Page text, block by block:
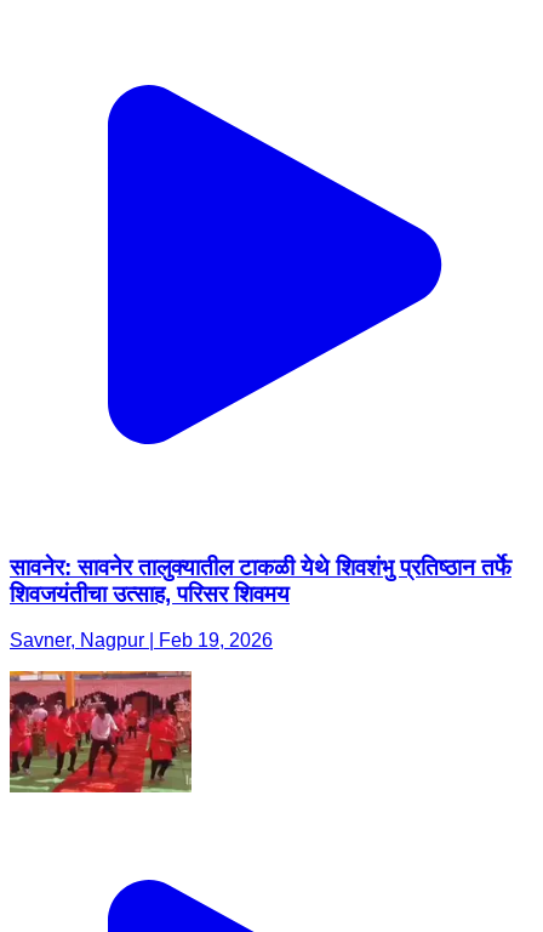
सावनेर: सावनेर तालुक्यातील टाकळी येथे शिवशंभु प्रतिष्ठान तर्फे
शिवजयंतीचा उत्साह, परिसर शिवमय
Savner, Nagpur | Feb 19, 2026